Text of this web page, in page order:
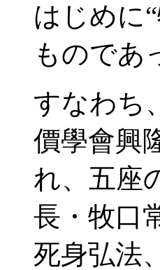
はじめに
ものであ
すなわち
價學會興
れ、五座
長・牧口
死身弘法